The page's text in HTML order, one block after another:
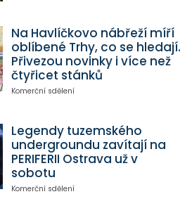
Na Havlíčkovo nábřeží míří
oblíbené Trhy, co se hledají.
Přivezou novinky i více než
čtyřicet stánků
Komerční sdělení
Legendy tuzemského
undergroundu zavítají na
PERIFERII Ostrava už v
sobotu
Komerční sdělení